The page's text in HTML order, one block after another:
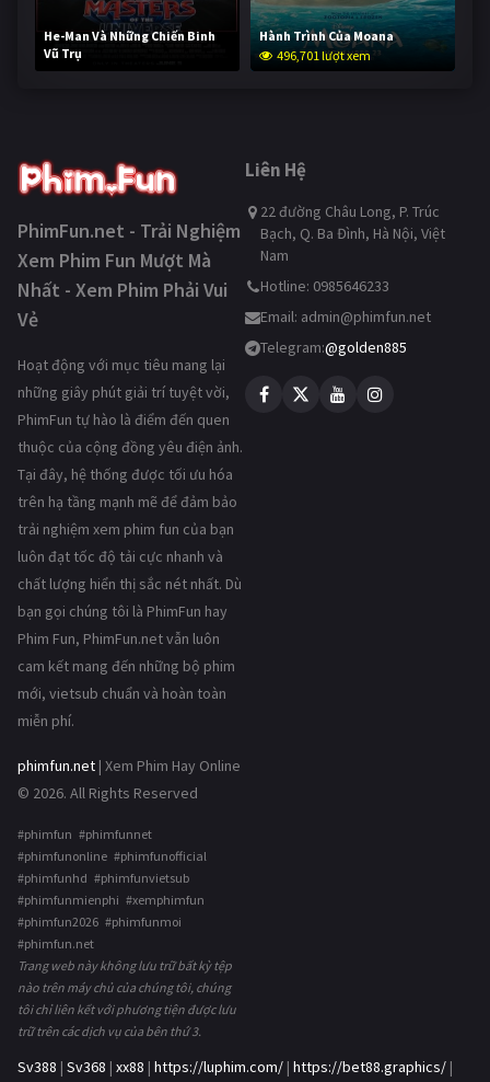
He-Man Và Những Chiến Binh
Vũ Trụ
245,759 lượt xem
Hành Trình Của Moana
496,701 lượt xem
PhimFun.net - Trải Nghiệm
Xem Phim Fun Mượt Mà
Nhất - Xem Phim Phải Vui
Vẻ
Hoạt động với mục tiêu mang lại
những giây phút giải trí tuyệt vời,
PhimFun tự hào là điểm đến quen
thuộc của cộng đồng yêu điện ảnh.
Tại đây, hệ thống được tối ưu hóa
trên hạ tầng mạnh mẽ để đảm bảo
trải nghiệm xem phim fun của bạn
luôn đạt tốc độ tải cực nhanh và
chất lượng hiển thị sắc nét nhất. Dù
bạn gọi chúng tôi là PhimFun hay
Phim Fun, PhimFun.net vẫn luôn
cam kết mang đến những bộ phim
mới, vietsub chuẩn và hoàn toàn
miễn phí.
phimfun.net | Xem Phim Hay Online
© 2026. All Rights Reserved
#phimfun #phimfunnet
#phimfunonline #phimfunofficial
#phimfunhd #phimfunvietsub
#phimfunmienphi #xemphimfun
#phimfun2026 #phimfunmoi
#phimfun.net
Trang web này không lưu trữ bất kỳ tệp
nào trên máy chủ của chúng tôi, chúng
tôi chỉ liên kết với phương tiện được lưu
trữ trên các dịch vụ của bên thứ 3.
Liên Hệ
22 đường Châu Long, P. Trúc
Bạch, Q. Ba Đình, Hà Nội, Việt
Nam
Hotline: 0985646233
Email: admin@phimfun.net
Telegram:@golden885
Sv388 | Sv368 | xx88 | https://luphim.com/ | https://bet88.graphics/ |